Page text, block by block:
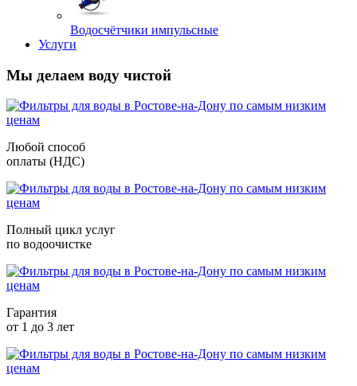
Водосчётчики импульсные
Услуги
Мы делаем воду чистой
Любой способ
оплаты (НДС)
Полный цикл услуг
по водоочистке
Гарантия
от 1 до 3 лет